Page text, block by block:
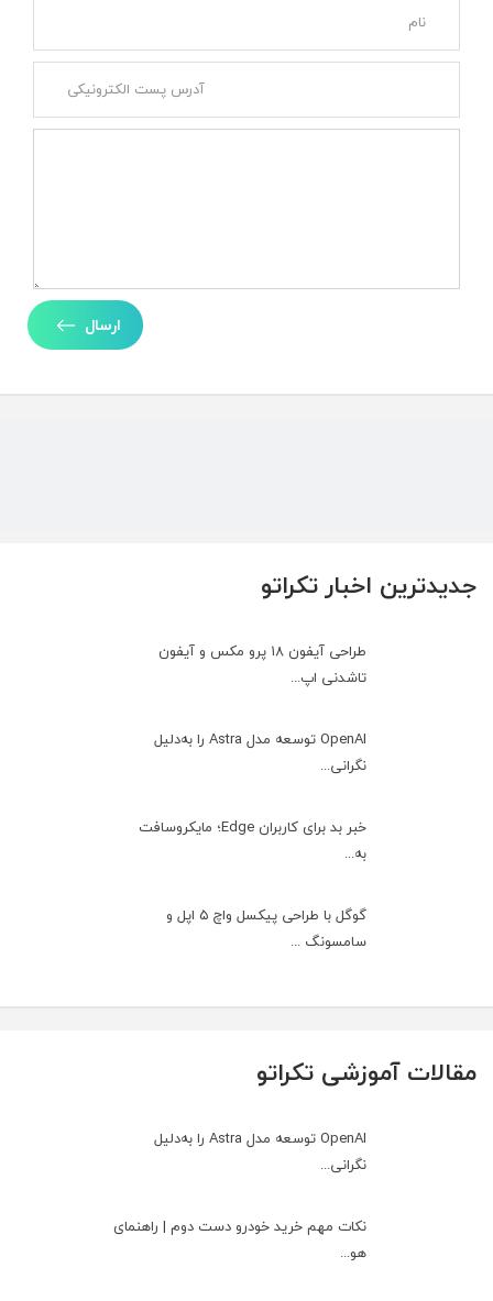
جدیدترین اخبار تکراتو
طراحی آیفون ۱۸ پرو مکس و آیفون
تاشدنی اپ...
OpenAI توسعه مدل Astra را به‌دلیل
نگرانی...
خبر بد برای کاربران Edge؛ مایکروسافت
به‌...
گوگل با طراحی پیکسل واچ ۵ اپل و
سامسونگ ...
ارسال
مقالات آموزشی تکراتو
OpenAI توسعه مدل Astra را به‌دلیل
نگرانی...
نکات مهم خرید خودرو دست دوم | راهنمای
هو...